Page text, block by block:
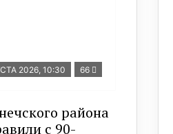
2026, 10:30 66
района
с 90-